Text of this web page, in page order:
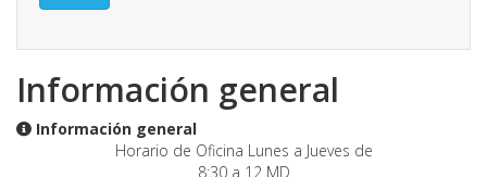
Información general
Información general
Horario de Oficina Lunes a Jueves de
8:30 a 12 MD